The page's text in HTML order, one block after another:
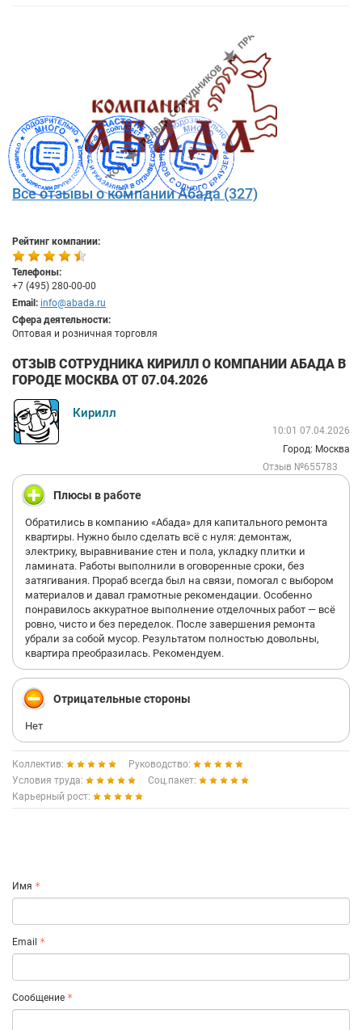
Все отзывы о компании Абада (327)
Рейтинг компании:
Телефоны:
+7 (495) 280-00-00
Email: info@abada.ru
Сфера деятельности:
Оптовая и розничная торговля
ОТЗЫВ СОТРУДНИКА КИРИЛЛ О КОМПАНИИ АБАДА В
ГОРОДЕ МОСКВА ОТ 07.04.2026
Кирилл
10:01 07.04.2026
Город: Москва
Отзыв №655783
Плюсы в работе
Обратились в компанию «Абада» для капитального ремонта
квартиры. Нужно было сделать всё с нуля: демонтаж,
электрику, выравнивание стен и пола, укладку плитки и
ламината. Работы выполнили в оговоренные сроки, без
затягивания. Прораб всегда был на связи, помогал с выбором
материалов и давал грамотные рекомендации. Особенно
понравилось аккуратное выполнение отделочных работ — всё
ровно, чисто и без переделок. После завершения ремонта
убрали за собой мусор. Результатом полностью довольны,
квартира преобразилась. Рекомендуем.
Отрицательные стороны
Нет
Коллектив:
Руководство:
Условия труда:
Соц.пакет:
Карьерный рост:
Имя
Email
Сообщение